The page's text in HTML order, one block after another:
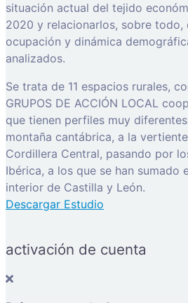
situación actual del tejido
2020 y relacionarlos, sobre todo,
ocupación y dinámica
analizados.
Se trata de 11 espacios rurales,
GRUPOS DE ACCIÓN LOCAL
que tienen perfiles muy
montaña cantábrica, a la
Cordillera Central, pasando por
Ibérica, a los que se han sumado
interior de Castilla y León.
Descargar Estudio
activación de cuenta